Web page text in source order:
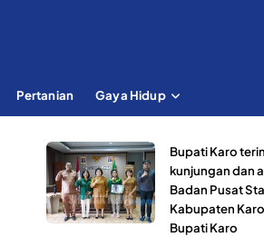
Pertanian Gaya Hidup
Bupati Karo
kunjungan dan
Badan Pusat
Kabupaten
Bupati Karo